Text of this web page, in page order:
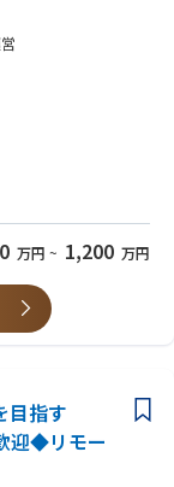
験
万円 ~ 1,200 万円
目指す
迎◆リモー